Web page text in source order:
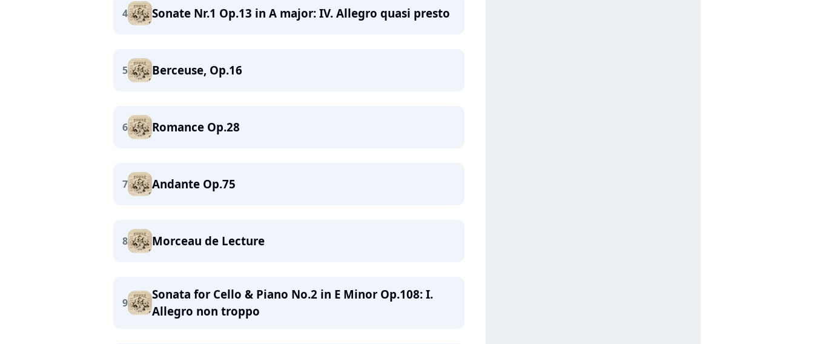
4 Sonate Nr.1 Op.13 in A major: IV. Allegro quasi presto
5 Berceuse, Op.16
6 Romance Op.28
7 Andante Op.75
8 Morceau de Lecture
9
Sonata for Cello & Piano No.2 in E Minor Op.108: I.
Allegro non troppo